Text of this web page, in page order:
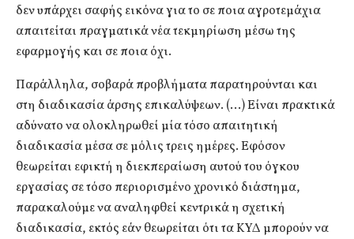
δεν υπάρχει σαφής εικόνα για το σε ποια αγροτεμάχια
απαιτείται πραγματικά νέα τεκμηρίωση μέσω της
εφαρμογής και σε ποια όχι.
Παράλληλα, σοβαρά προβλήματα παρατηρούνται και
στη διαδικασία άρσης επικαλύψεων. (…) Είναι πρακτικά
αδύνατο να ολοκληρωθεί μία τόσο απαιτητική
διαδικασία μέσα σε μόλις τρεις ημέρες. Εφόσον
θεωρείται εφικτή η διεκπεραίωση αυτού του όγκου
εργασίας σε τόσο περιορισμένο χρονικό διάστημα,
παρακαλούμε να αναληφθεί κεντρικά η σχετική
διαδικασία, εκτός εάν θεωρείται ότι τα ΚΥΔ μπορούν να